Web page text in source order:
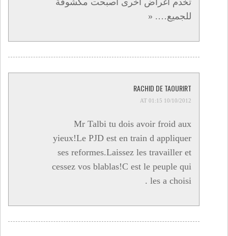
للجميع…. «
RACHID DE TAOURIRT
10/10/2012 AT 01:15
Mr Talbi tu dois avoir froid aux
yieux!Le PJD est en train d appliquer
ses reformes.Laissez les travailler et
cessez vos blablas!C est le peuple qui
les a choisi .